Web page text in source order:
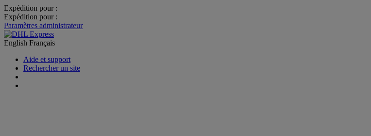
Expédition pour :
Expédition pour :
Paramètres administrateur
English Français
Aide et support
Rechercher un site